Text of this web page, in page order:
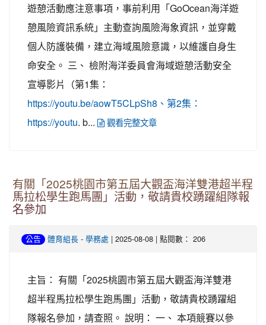
遊憩活動應注意事項，事前利用「GoOcean海洋遊
憩風險資訊系統」主動查詢風險海象資訊，並穿戴
個人防護裝備，建立海域風險意識，以維護自身生
命安全。 三、 檢附海洋委員會海域遊憩活動安全
宣導影片（第1集：
https://youtu.be/aowT5CLpSh8、第2集：
https://youtu. b... 觀看完整文章
有關「2025桃園市第五屆大觀盃海洋雙港超半程
馬拉松學生跑馬團」活動，敬請貴校踴躍組隊報
名參加
公告 體育組長 - 學務處 | 2025-08-08 | 點閱數： 206
主旨： 有關「2025桃園市第五屆大觀盃海洋雙港
超半程馬拉松學生跑馬團」活動，敬請貴校踴躍組
隊報名參加，請查照。 說明： 一、 本項競賽以參